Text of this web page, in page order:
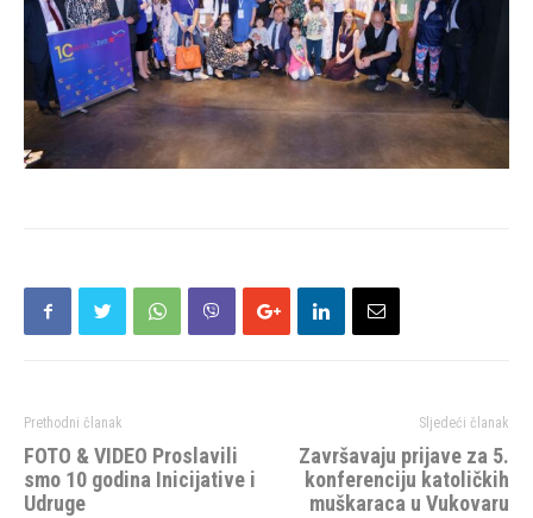
Prethodni članak
FOTO & VIDEO Proslavili
smo 10 godina Inicijative i
Udruge
Sljedeći članak
Završavaju prijave za 5.
konferenciju katoličkih
muškaraca u Vukovaru